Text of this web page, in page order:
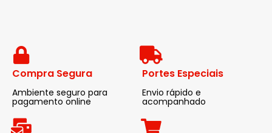
Compra Segura
Ambiente seguro para
pagamento online
Portes Especiais
Envio rápido e
acompanhado